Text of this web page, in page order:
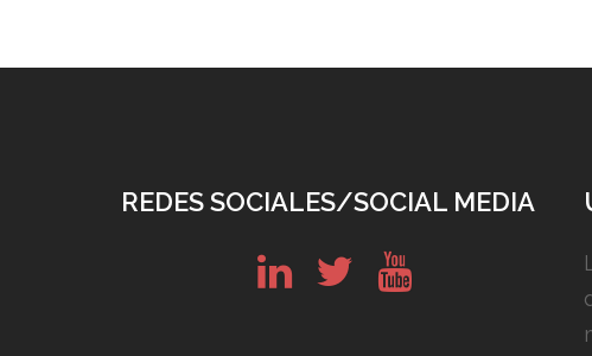
REDES SOCIALES/SOCIAL MEDIA